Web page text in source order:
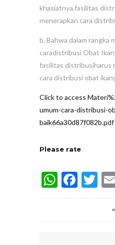
khasiatnya,fasilitas
menerapkan cara
b. Bahwa dalam rangka
caradistribusi Obat Ikan
fasilitas distribusiharus
cara distribusi obat
Click to access
umum-cara-distribusi-
baik66a30d87f082b.pdf
Please rate